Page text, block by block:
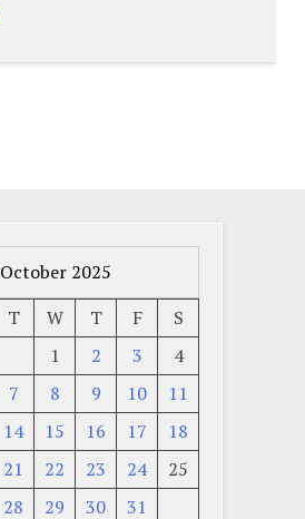
October 2025
T W T F
S
1
2 3
4
7 8 9 10
11
14 15 16 17
18
21 22 23 24
25
28 29 30 31